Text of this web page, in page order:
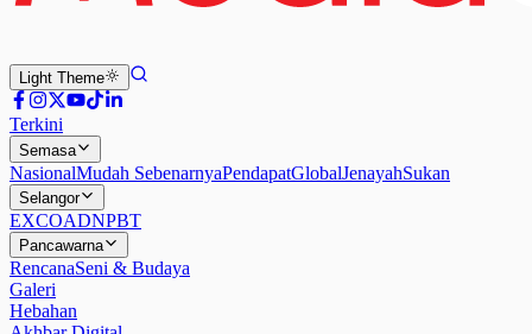
Light Theme
Terkini
Semasa
NasionalMudah SebenarnyaPendapatGlobalJenayahSukan
Selangor
EXCOADNPBT
Pancawarna
RencanaSeni & Budaya
Galeri
Hebahan